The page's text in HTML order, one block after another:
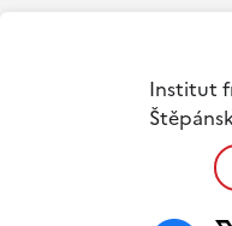
Institut